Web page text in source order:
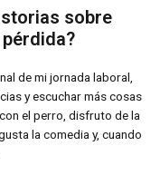
sobre
de mi jornada laboral,
y escuchar más cosas
el perro, disfruto de la
la comedia y, cuando